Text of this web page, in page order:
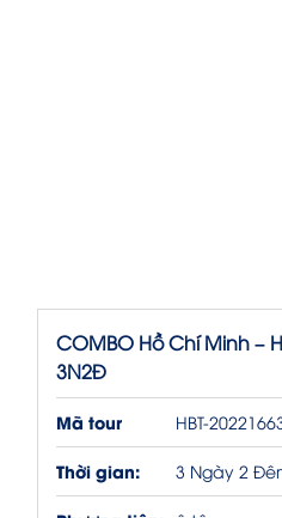
COMBO Hồ Chí Minh –
3N2Đ
Mã tour HBT-
Thời gian: 3 Ngày 2